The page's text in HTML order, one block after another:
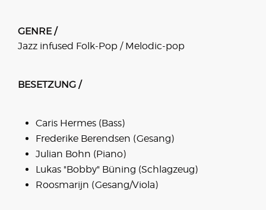
GENRE /
Jazz infused Folk-Pop / Melodic-pop
BESETZUNG /
Caris Hermes (Bass)
Frederike Berendsen (Gesang)
Julian Bohn (Piano)
Lukas "Bobby" Büning (Schlagzeug)
Roosmarijn (Gesang/Viola)